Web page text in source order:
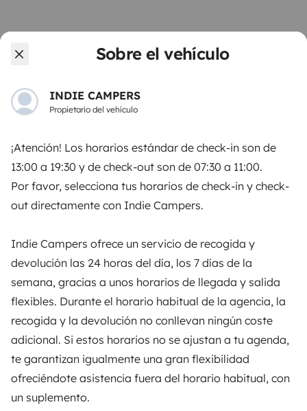
Sobre el vehículo
INDIE CAMPERS
Propietario del vehículo
¡Atención! Los horarios estándar de check-in son de
13:00 a 19:30 y de check-out son de 07:30 a 11:00.
Por favor, selecciona tus horarios de check-in y check-
out directamente con Indie Campers.
Indie Campers ofrece un servicio de recogida y
devolución las 24 horas del día, los 7 días de la
semana, gracias a unos horarios de llegada y salida
flexibles. Durante el horario habitual de la agencia, la
recogida y la devolución no conllevan ningún coste
adicional. Si estos horarios no se ajustan a tu agenda,
te garantizan igualmente una gran flexibilidad
ofreciéndote asistencia fuera del horario habitual, con
un suplemento.
Yescapa es una plataforma que facilita y asegura el
alquiler de autocaravanas y furgonetas campers entre
particulares. La plataforma tiene el papel de
llave en mano para unas vacaciones en total libertad y
seguridad.
3.84/5 sobre 1170 opiniones de usuarios en Trusted
Instagram
X PinterestFacebook
ALQUILER AUTOCARAVANAS